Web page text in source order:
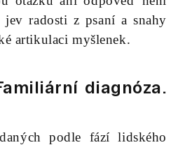
radosti z psaní a snahy
artikulaci myšlenek.
diagnóza.
podle fází lidského